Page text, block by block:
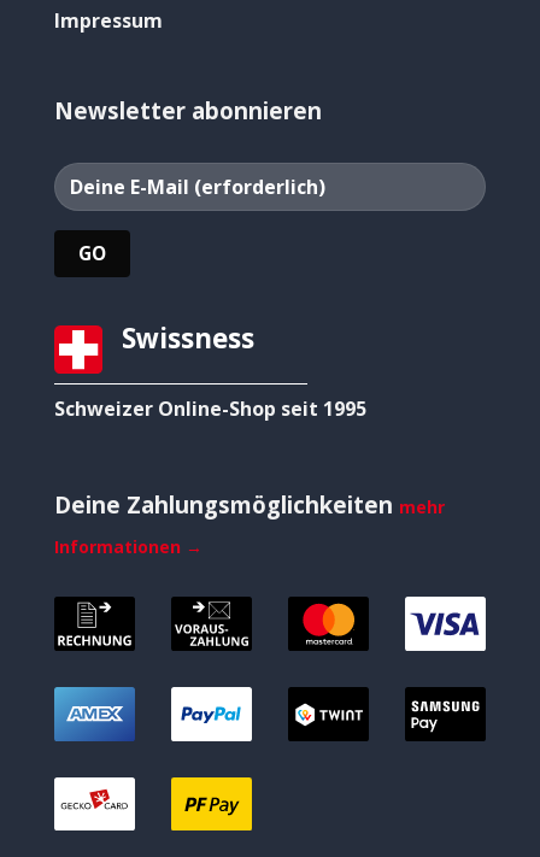
Impressum
Newsletter abonnieren
Swissness
Schweizer Online-Shop seit 1995
Deine Zahlungsmöglichkeiten mehr
Informationen →